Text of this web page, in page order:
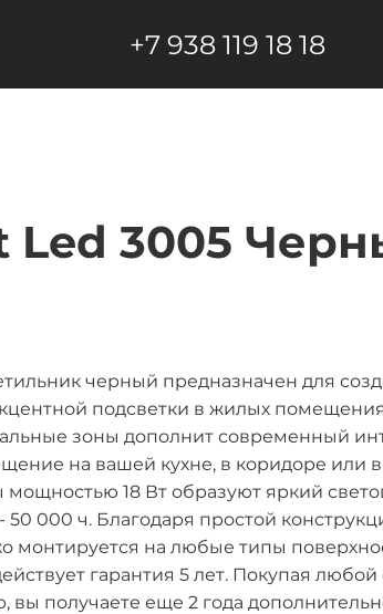
+7 938 119 18 18
Led 3005
черный предназначен для
подсветки в жилых
зоны дополнит современный
на вашей кухне, в коридоре или
18 Вт образуют яркий
000 ч. Благодаря простой
монтируется на любые типы
гарантия 5 лет. Покупая любой
получаете еще 2 года